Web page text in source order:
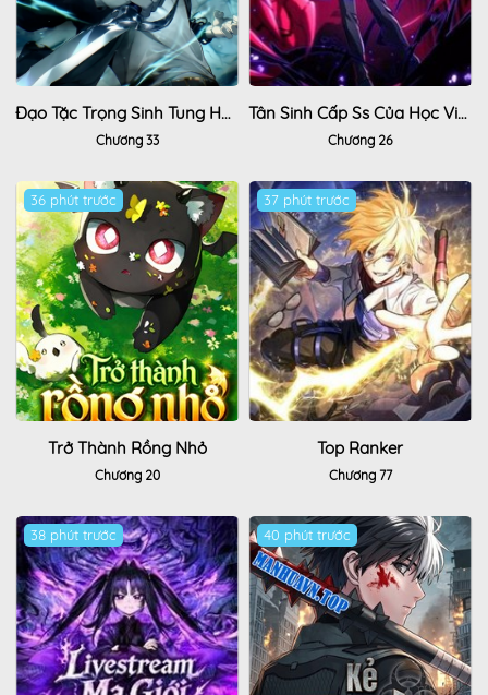
Đạo Tặc Trọng Sinh Tung Hoành Thiên Hạ
Chương 33
Tân Sinh Cấp Ss Của Học Viện Pháp Thuật Siêu Cấp
Chương 26
36 phút trước
Trở Thành Rồng Nhỏ
Chương 20
37 phút trước
Top Ranker
Chương 77
38 phút trước 40 phút trước